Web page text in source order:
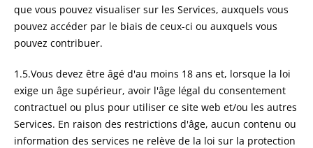
que vous pouvez visualiser sur les Services, auxquels vous
pouvez accéder par le biais de ceux-ci ou auxquels vous
pouvez contribuer.
1.5.Vous devez être âgé d'au moins 18 ans et, lorsque la loi
exige un âge supérieur, avoir l'âge légal du consentement
contractuel ou plus pour utiliser ce site web et/ou les autres
Services. En raison des restrictions d'âge, aucun contenu ou
information des services ne relève de la loi sur la protection